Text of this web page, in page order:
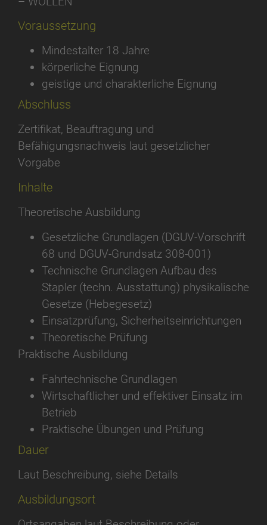
Voraussetzung
Mindestalter 18 Jahre
körperliche Eignung
geistige und charakterliche Eignung
Abschluss
Zertifikat, Beauftragung und
Befähigungsnachweis laut gesetzlicher
Vorgabe
Inhalte
Theoretische Ausbildung
Gesetzliche Grundlagen (DGUV-Vorschrift
68 und DGUV-Grundsatz 308-001)
Technische Grundlagen Aufbau des
Stapler (techn. Ausstattung) physikalische
Gesetze (Hebegesetz)
Einsatzprüfung, Sicherheitseinrichtungen
Theoretische Prüfung
Praktische Ausbildung
Fahrtechnische Grundlagen
Wirtschaftlicher und effektiver Einsatz im
Betrieb
Praktische Übungen und Prüfung
Dauer
Laut Beschreibung, siehe Details
Ausbildungsort